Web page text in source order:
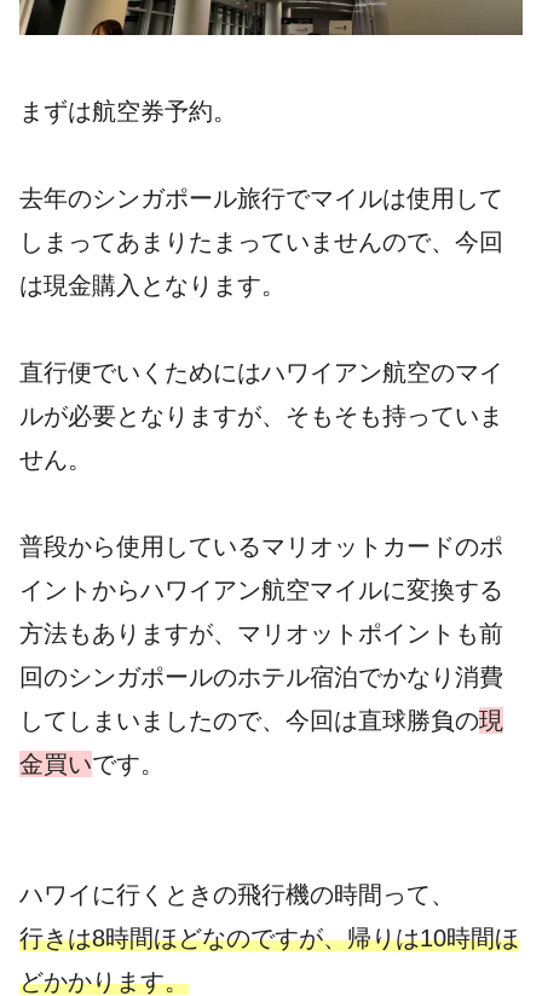
まずは航空券予約。
去年のシンガポール旅行でマイルは使用して
しまってあまりたまっていませんので、今回
は現金購入となります。
直行便でいくためにはハワイアン航空のマイ
ルが必要となりますが、そもそも持っていま
せん。
普段から使用しているマリオットカードのポ
イントからハワイアン航空マイルに変換する
方法もありますが、マリオットポイントも前
回のシンガポールのホテル宿泊でかなり消費
してしまいましたので、今回は直球勝負の現
金買いです。
ハワイに行くときの飛行機の時間って、
行きは8時間ほどなのですが、帰りは10時間ほ
どかかります。